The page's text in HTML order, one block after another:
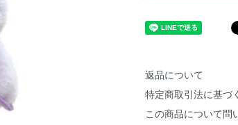
返品について
特定商取引法に基づ
この商品について問